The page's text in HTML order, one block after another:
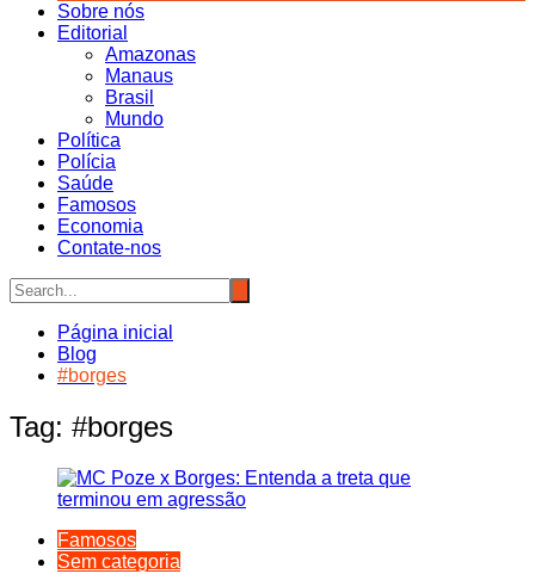
Sobre nós
Editorial
Amazonas
Manaus
Brasil
Mundo
Política
Polícia
Saúde
Famosos
Economia
Contate-nos
Página inicial
Blog
#borges
Tag: #borges
Famosos
Sem categoria